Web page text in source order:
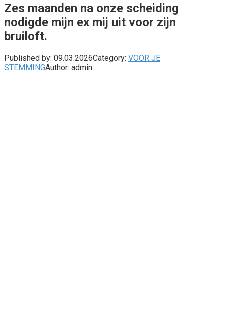
Zes maanden na onze scheiding
nodigde mijn ex mij uit voor zijn
bruiloft.
Published by: 09.03.2026Category: VOOR JE
STEMMINGAuthor: admin